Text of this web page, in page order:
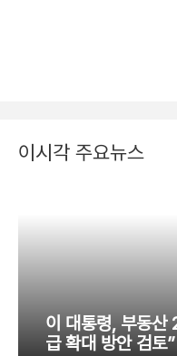
이시각 주요뉴스
이 대통령, 부동산
급 확대 방안 검토”